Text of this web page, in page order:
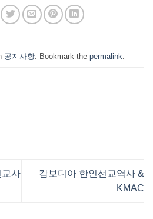
공지사항. Bookmark the permalink
교사
캄보디아 한인선교역사 &
KMAC